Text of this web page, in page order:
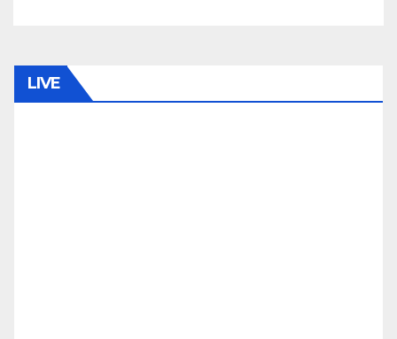
LIVE